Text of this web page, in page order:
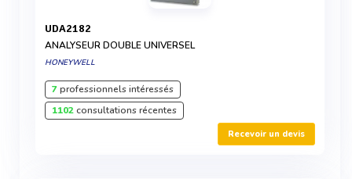
UDA2182
ANALYSEUR DOUBLE UNIVERSEL
HONEYWELL
7professionnels intéressés
1102consultations récentes
Recevoir un devis